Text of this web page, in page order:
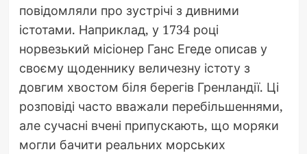
повідомляли про зустрічі з дивними
істотами. Наприклад, у 1734 році
норвезький місіонер Ганс Егеде описав у
своєму щоденнику величезну істоту з
довгим хвостом біля берегів Гренландії. Ці
розповіді часто вважали перебільшеннями,
але сучасні вчені припускають, що моряки
могли бачити реальних морських